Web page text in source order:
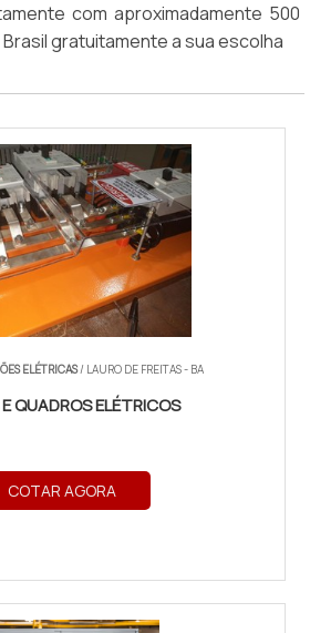
com aproximadamente 500
gratuitamente a sua escolha
ELÉTRICAS/ LAURO DE FREITAS - BA
E QUADROS ELÉTRICOS
COTAR AGORA